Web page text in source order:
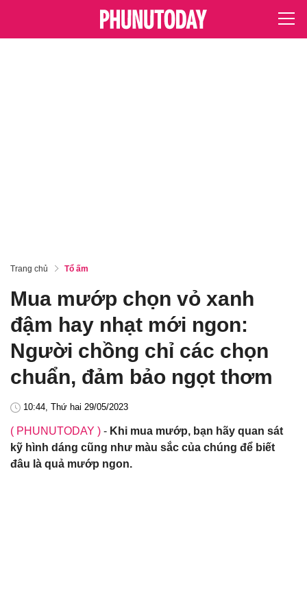
Trang chủ Tổ ấm
Mua mướp chọn vỏ xanh
đậm hay nhạt mới ngon:
Người chồng chỉ các chọn
chuẩn, đảm bảo ngọt thơm
10:44, Thứ hai 29/05/2023
( PHUNUTODAY ) - Khi mua mướp, bạn hãy quan sát
kỹ hình dáng cũng như màu sắc của chúng để biết
đâu là quả mướp ngon.